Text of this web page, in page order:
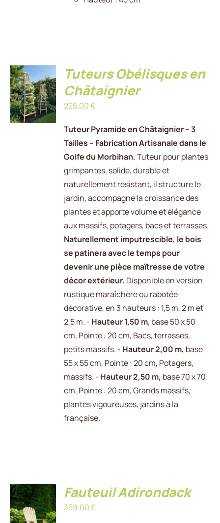
AJOUTER
AU
PANIER
/
DÉTAILS
Tuteurs Obélisques en
Châtaignier
225.00€
Tuteur Pyramide en Châtaignier – 3
Tailles – Fabrication Artisanale dans le
Golfe du Morbihan.Tuteur pour plantes
grimpantes, solide, durable et
naturellement résistant, il structure le
jardin, accompagne la croissance des
plantes et apporte volume et élégance
aux massifs, potagers, bacs et terrasses.
Naturellement imputrescible, le bois
se patinera avec le temps pour
devenir une pièce maîtresse de votre
décor extérieur. Disponible en version
rustique maraîchère ou rabotée
décorative, en 3 hauteurs : 1,5 m, 2 m et
2,5 m. - Hauteur 1,50 m, base 50 x 50
cm, Pointe : 20 cm, Bacs, terrasses,
petits massifs. - Hauteur 2,00 m, base
55 x 55 cm, Pointe : 20 cm, Potagers,
massifs. - Hauteur 2,50 m, base 70 x 70
cm, Pointe : 20 cm, Grands massifs,
plantes vigoureuses, jardins à la
française.
AJOUTER
AU
PANIER
Fauteuil Adirondack
359.00€